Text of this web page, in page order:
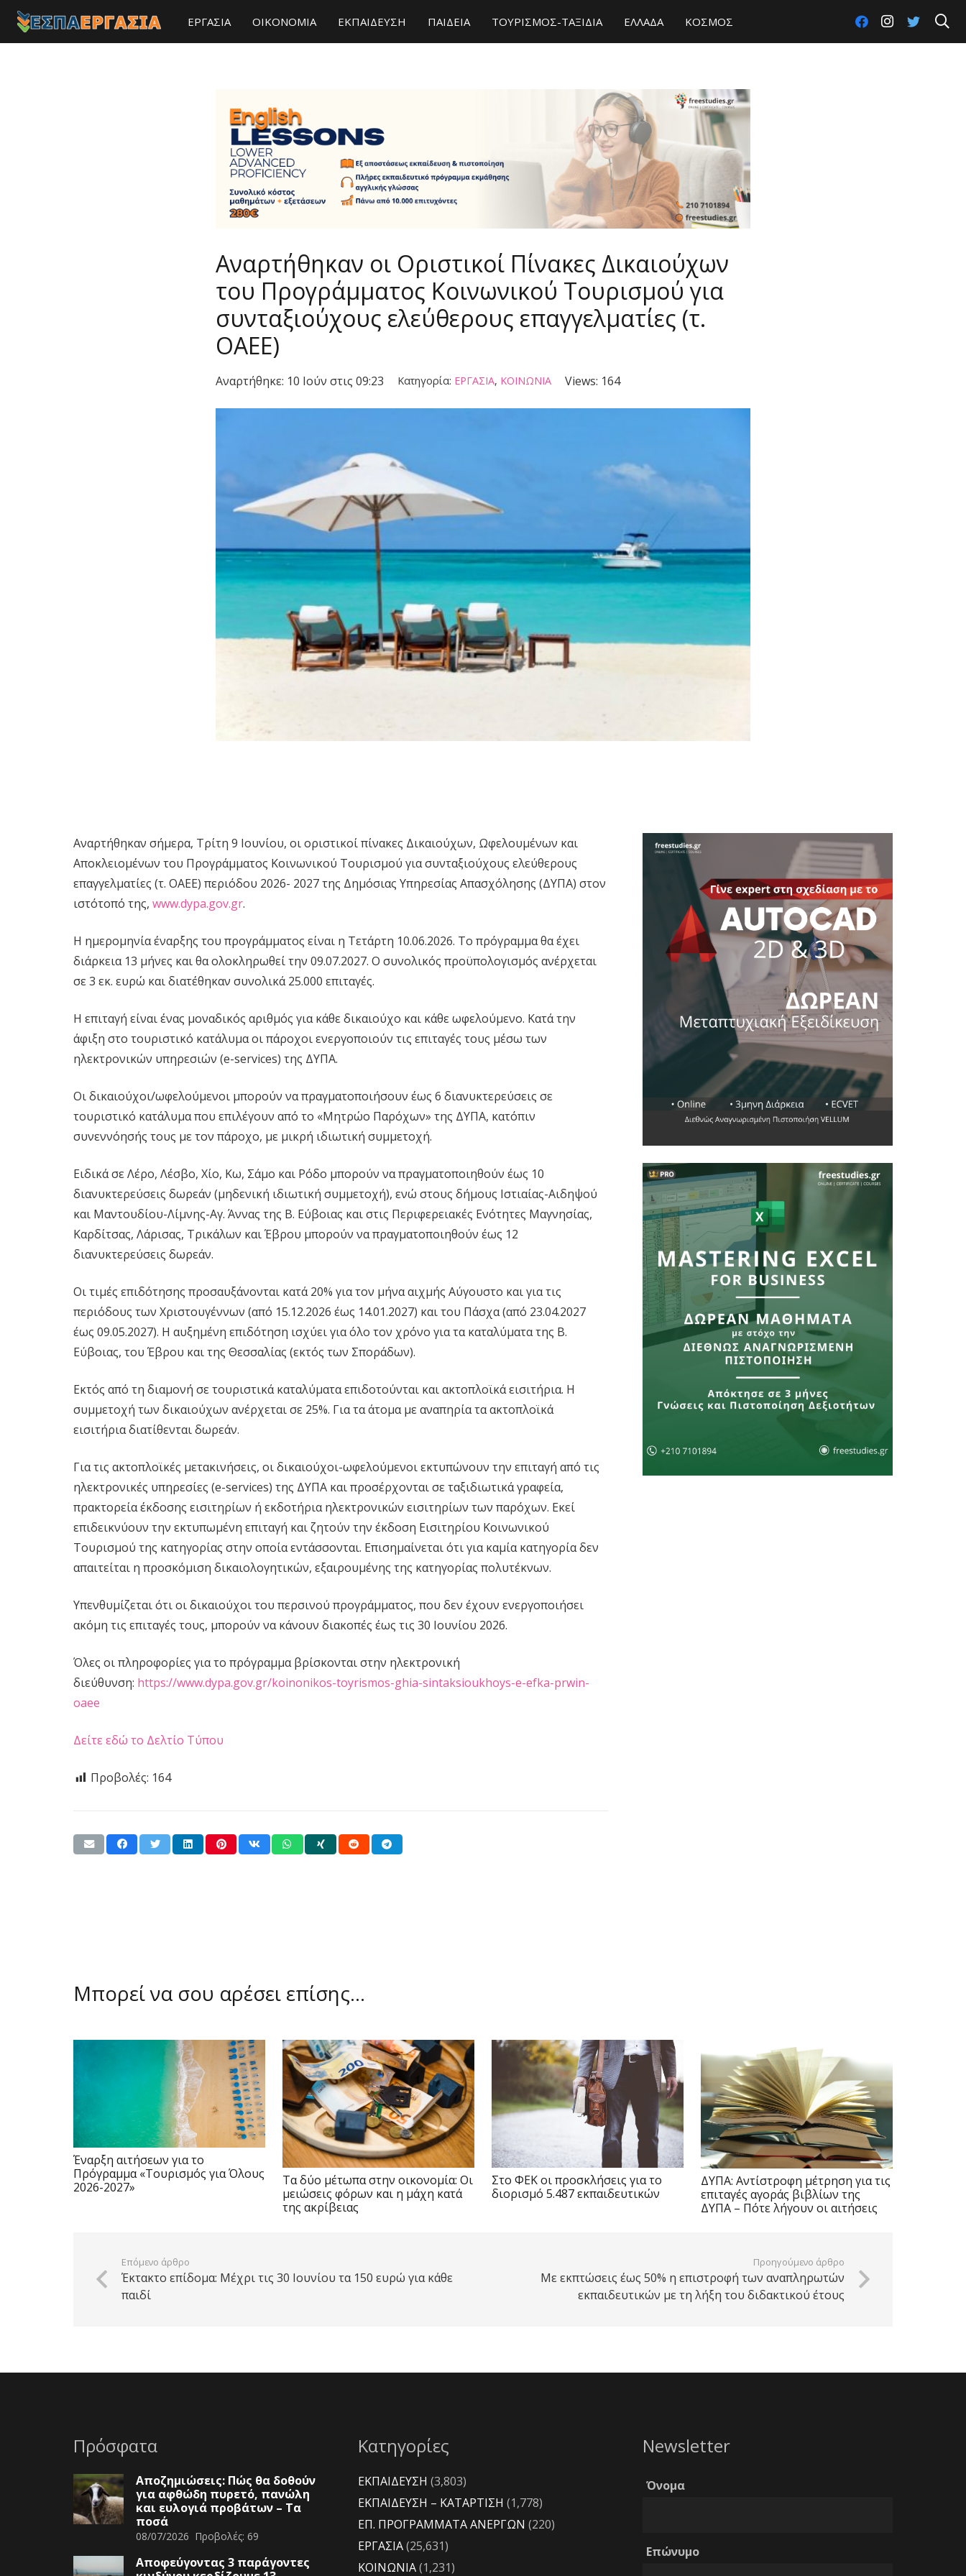
ΕΡΓΑΣΙΑ ΟΙΚΟΝΟΜΙΑ ΕΚΠΑΙΔΕΥΣΗ ΠΑΙΔΕΙΑ ΤΟΥΡΙΣΜΟΣ-ΤΑΞΙΔΙΑ ΕΛΛΑΔΑ ΚΟΣΜΟΣ
Αναρτήθηκαν οι Οριστικοί Πίνακες Δικαιούχων
του Προγράμματος Κοινωνικού Τουρισμού για
συνταξιούχους ελεύθερους επαγγελματίες (τ.
ΟΑΕΕ)
Αναρτήθηκε: 10 Ιούν στις 09:23 Κατηγορία: ΕΡΓΑΣΙΑ, ΚΟΙΝΩΝΙΑ Views: 164
Αναρτήθηκαν σήμερα, Τρίτη 9 Ιουνίου, οι οριστικοί πίνακες Δικαιούχων, Ωφελουμένων και
Αποκλειομένων του Προγράμματος Κοινωνικού Τουρισμού για συνταξιούχους ελεύθερους
επαγγελματίες (τ. ΟΑΕΕ) περιόδου 2026- 2027 της Δημόσιας Υπηρεσίας Απασχόλησης (ΔΥΠΑ) στον
ιστότοπό της, www.dypa.gov.gr.
Η ημερομηνία έναρξης του προγράμματος είναι η Τετάρτη 10.06.2026. Το πρόγραμμα θα έχει
διάρκεια 13 μήνες και θα ολοκληρωθεί την 09.07.2027. Ο συνολικός προϋπολογισμός ανέρχεται
σε 3 εκ. ευρώ και διατέθηκαν συνολικά 25.000 επιταγές.
Η επιταγή είναι ένας μοναδικός αριθμός για κάθε δικαιούχο και κάθε ωφελούμενο. Κατά την
άφιξη στο τουριστικό κατάλυμα οι πάροχοι ενεργοποιούν τις επιταγές τους μέσω των
ηλεκτρονικών υπηρεσιών (e-services) της ΔΥΠΑ.
Οι δικαιούχοι/ωφελούμενοι μπορούν να πραγματοποιήσουν έως 6 διανυκτερεύσεις σε
τουριστικό κατάλυμα που επιλέγουν από το «Μητρώο Παρόχων» της ΔΥΠΑ, κατόπιν
συνεννόησής τους με τον πάροχο, με μικρή ιδιωτική συμμετοχή.
Ειδικά σε Λέρο, Λέσβο, Χίο, Κω, Σάμο και Ρόδο μπορούν να πραγματοποιηθούν έως 10
διανυκτερεύσεις δωρεάν (μηδενική ιδιωτική συμμετοχή), ενώ στους δήμους Ιστιαίας-Αιδηψού
και Μαντουδίου-Λίμνης-Αγ. Άννας της Β. Εύβοιας και στις Περιφερειακές Ενότητες Μαγνησίας,
Καρδίτσας, Λάρισας, Τρικάλων και Έβρου μπορούν να πραγματοποιηθούν έως 12
διανυκτερεύσεις δωρεάν.
Οι τιμές επιδότησης προσαυξάνονται κατά 20% για τον μήνα αιχμής Αύγουστο και για τις
περιόδους των Χριστουγέννων (από 15.12.2026 έως 14.01.2027) και του Πάσχα (από 23.04.2027
έως 09.05.2027). Η αυξημένη επιδότηση ισχύει για όλο τον χρόνο για τα καταλύματα της Β.
Εύβοιας, του Έβρου και της Θεσσαλίας (εκτός των Σποράδων).
Εκτός από τη διαμονή σε τουριστικά καταλύματα επιδοτούνται και ακτοπλοϊκά εισιτήρια. Η
συμμετοχή των δικαιούχων ανέρχεται σε 25%. Για τα άτομα με αναπηρία τα ακτοπλοϊκά
εισιτήρια διατίθενται δωρεάν.
Για τις ακτοπλοϊκές μετακινήσεις, οι δικαιούχοι-ωφελούμενοι εκτυπώνουν την επιταγή από τις
ηλεκτρονικές υπηρεσίες (e-services) της ΔΥΠΑ και προσέρχονται σε ταξιδιωτικά γραφεία,
πρακτορεία έκδοσης εισιτηρίων ή εκδοτήρια ηλεκτρονικών εισιτηρίων των παρόχων. Εκεί
επιδεικνύουν την εκτυπωμένη επιταγή και ζητούν την έκδοση Εισιτηρίου Κοινωνικού
Τουρισμού της κατηγορίας στην οποία εντάσσονται. Επισημαίνεται ότι για καμία κατηγορία δεν
απαιτείται η προσκόμιση δικαιολογητικών, εξαιρουμένης της κατηγορίας πολυτέκνων.
Υπενθυμίζεται ότι οι δικαιούχοι του περσινού προγράμματος, που δεν έχουν ενεργοποιήσει
ακόμη τις επιταγές τους, μπορούν να κάνουν διακοπές έως τις 30 Ιουνίου 2026.
Όλες οι πληροφορίες για το πρόγραμμα βρίσκονται στην ηλεκτρονική
διεύθυνση: https://www.dypa.gov.gr/koinonikos-toyrismos-ghia-sintaksioukhoys-e-efka-prwin-
oaee
Δείτε εδώ το Δελτίο Τύπου
Προβολές: 164
Μπορεί να σου αρέσει επίσης…
Έναρξη αιτήσεων για το
Πρόγραμμα «Τουρισμός για Όλους
2026-2027»
Τα δύο μέτωπα στην οικονομία: Οι
μειώσεις φόρων και η μάχη κατά
της ακρίβειας
Στο ΦΕΚ οι προσκλήσεις για το
διορισμό 5.487 εκπαιδευτικών
ΔΥΠΑ: Αντίστροφη μέτρηση για τις
επιταγές αγοράς βιβλίων της
ΔΥΠΑ – Πότε λήγουν οι αιτήσεις
Επόμενο άρθρο
Έκτακτο επίδομα: Μέχρι τις 30 Ιουνίου τα 150 ευρώ για κάθε
παιδί
Προηγούμενο άρθρο
Με εκπτώσεις έως 50% η επιστροφή των αναπληρωτών
εκπαιδευτικών με τη λήξη του διδακτικού έτους
Πρόσφατα
Αποζημιώσεις: Πώς θα δοθούν
για αφθώδη πυρετό, πανώλη
και ευλογιά προβάτων – Τα
ποσά
08/07/2026 Προβολές: 69
Αποφεύγοντας 3 παράγοντες
Κατηγορίες
ΕΚΠΑΙΔΕΥΣΗ (3,803)
ΕΚΠΑΙΔΕΥΣΗ – ΚΑΤΑΡΤΙΣΗ (1,778)
ΕΠ. ΠΡΟΓΡΑΜΜΑΤΑ ΑΝΕΡΓΩΝ (220)
ΕΡΓΑΣΙΑ(25,631)
ΚΟΙΝΩΝΙΑ(1,231)
Newsletter
Όνομα
Επώνυμο